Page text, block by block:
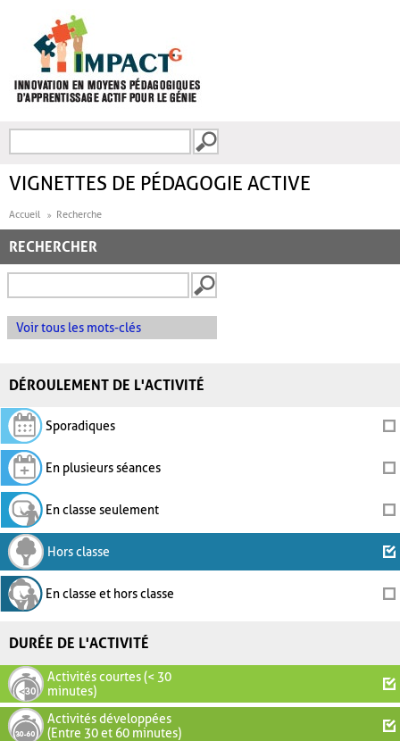
FORMULAIRE DE
VIGNETTES DE PÉDAGOGIE ACTIVE
Accueil Recherche
RECHERCHER
Voir tous les mots-clés
DÉROULEMENT DE L'ACTIVITÉ
Sporadiques
En plusieurs séances
En classe seulement
Hors classe
En classe et hors classe
DURÉE DE L'ACTIVITÉ
Activités courtes (< 30
minutes)
Activités développées
(Entre 30 et 60 minutes)